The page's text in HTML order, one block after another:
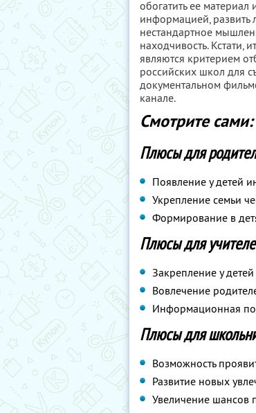
обогатить ее материал
информацией, развить
нестандартное
находчивость. Кстати,
являются критерием
российских школ для
документальном
канале.
Смотрите сами:
Плюсы для
Появление у детей
Укрепление семьи
Формирование в
Плюсы для
Закрепление у
Вовлечение
Информационная
Плюсы для
Возможность
Развитие новых
Увеличение шансов